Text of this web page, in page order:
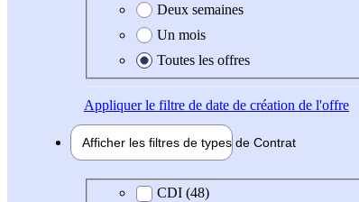
Deux semaines
Un mois
Toutes les offres
Appliquerle filtre de date de création de l'offre
Afficher les filtres de types de Contrat
Type de contratCDI (48)